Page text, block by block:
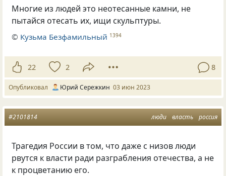
Многие из людей это неотесанные камни, не
пытайся отесать их, ищи скульптуры.
© Кузьма Безфамильный 1394
22 2 8
Опубликовал Юрий Сережкин 03 июн 2023
люди власть россия
#2101814
Трагедия России в том, что даже с низов люди
рвутся к власти ради разграбления отечества, а не
к процветанию его.